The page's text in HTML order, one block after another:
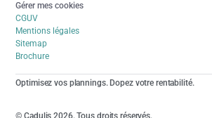
Gérer mes cookies
CGUV
Mentions légales
Sitemap
Brochure
Optimisez vos plannings. Dopez votre rentabilité.
© Cadulis 2026. Tous droits réservés.